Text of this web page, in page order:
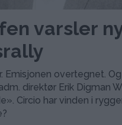
varsler
Emisjonen overtegnet.
direktør Erik Digman
Circio har vinden i